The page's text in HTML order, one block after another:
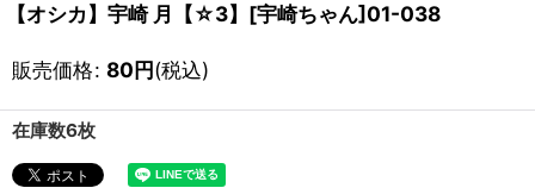
【オシカ】宇崎 月【☆3】[宇崎ちゃん]01-038
販売価格: 80円(税込)
在庫数6枚